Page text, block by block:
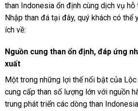
than Indonesia ổn định cùng dịch vụ hỗ
Nhập than đá tại đây, quý khách có thể
ích về:
Nguồn cung than ổn định, đáp ứng
xuất
Một trong những lợi thế nổi bật của
cung cấp than số lượng lớn với nguồn
trung phát triển các dòng than